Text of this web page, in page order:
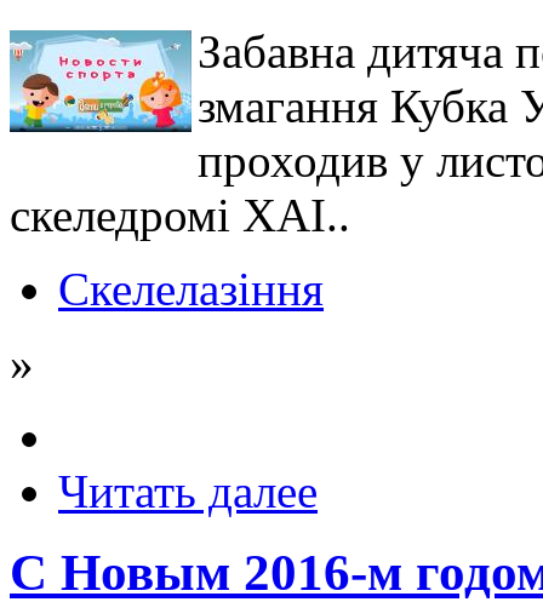
Забавна дитяча
змагання Кубка
проходив у
скеледромі ХАІ..
Скелелазіння
»
Читать далее
С Новым 2016-м